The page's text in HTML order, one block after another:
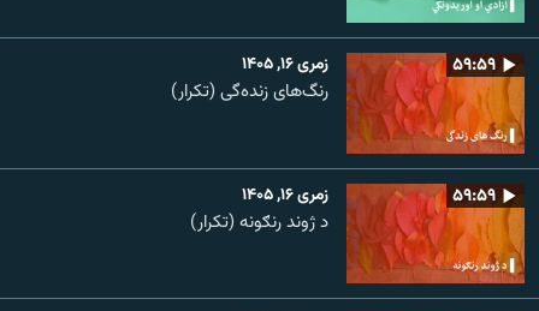
۵۹:۵۹ زمری ۱۶, ۱۴۰۵
رنگ‌های زنده‌گی (تکرار)
۵۹:۵۹ زمری ۱۶, ۱۴۰۵
د ژوند رنګونه (تکرار)